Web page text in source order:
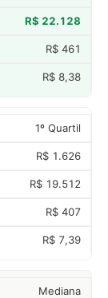
R$ 22.128
R$ 461
R$ 8,38
1º Quartil
R$ 1.626
R$ 19.512
R$ 407
R$ 7,39
Mediana